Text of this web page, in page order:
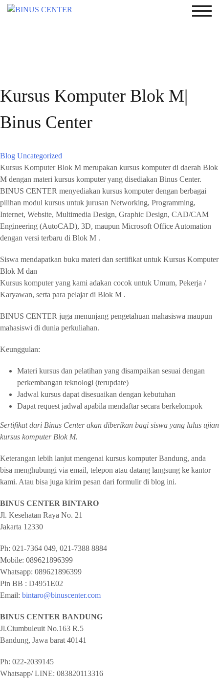
Kursus Komputer Blok M|
Binus Center
Blog Uncategorized
Kursus Komputer Blok M merupakan kursus komputer di daerah Blok
M dengan materi kursus komputer yang disediakan Binus Center.
BINUS CENTER menyediakan kursus komputer dengan berbagai
pilihan modul kursus untuk jurusan Networking, Programming,
Internet, Website, Multimedia Design, Graphic Design, CAD/CAM
Engineering (AutoCAD), 3D, maupun Microsoft Office Automation
dengan versi terbaru di Blok M .
Siswa mendapatkan buku materi dan sertifikat untuk Kursus Komputer
Blok M dan
Kursus komputer yang kami adakan cocok untuk Umum, Pekerja /
Karyawan, serta para pelajar di Blok M .
BINUS CENTER juga menunjang pengetahuan mahasiswa maupun
mahasiswi di dunia perkuliahan.
Keunggulan:
Materi kursus dan pelatihan yang disampaikan sesuai dengan
perkembangan teknologi (terupdate)
Jadwal kursus dapat disesuaikan dengan kebutuhan
Dapat request jadwal apabila mendaftar secara berkelompok
Sertifikat dari Binus Center akan diberikan bagi siswa yang lulus ujian
kursus komputer Blok M.
Keterangan lebih lanjut mengenai kursus komputer Bandung, anda
bisa menghubungi via email, telepon atau datang langsung ke kantor
kami. Atau bisa juga kirim pesan dari formulir di blog ini.
BINUS CENTER BINTARO
Jl. Kesehatan Raya No. 21
Jakarta 12330
Ph: 021-7364 049, 021-7388 8884
Mobile: 089621896399
Whatsapp: 089621896399
Pin BB : D4951E02
Email: bintaro@binuscenter.com
BINUS CENTER BANDUNG
Jl.Ciumbuleuit No.163 R.5
Bandung, Jawa barat 40141
Ph: 022-2039145
Whatsapp/ LINE: 083820113316